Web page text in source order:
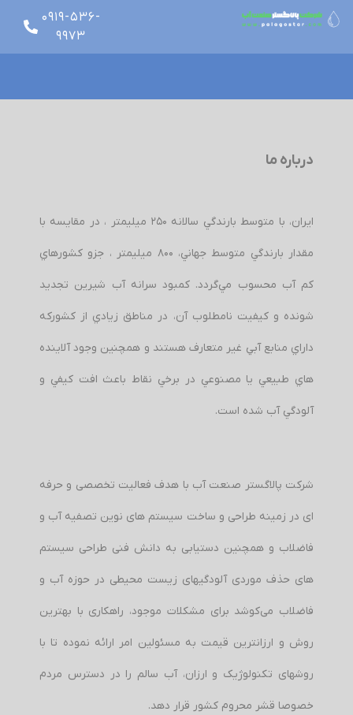
0919-536-
9973
درباره ما
ايران، با متوسط بارندگي سالانه 250 ميليمتر ، در مقايسه با
مقدار بارندگي متوسط جهاني، 800 ميليمتر ، جزو كشورهاي
كم آب محسوب مي‌گردد. كمبود سرانه آب شيرين تجديد
شونده و كيفيت نامطلوب آن، در مناطق زيادي از كشوركه
داراي منابع آبي غير متعارف هستند و همچنین وجود آلاينده
هاي طبيعي يا مصنوعي در برخي نقاط باعث افت كيفي و
آلودگي آب شده است.
شرکت پالاگستر صنعت آب با هدف فعالیت تخصصی و حرفه
ای در زمینه طراحی و ساخت سیستم های نوین تصفیه آب و
فاضلاب و همچنین دستیابی به دانش فنی طراحی سیستم
های حذف موردی آلودگیهای زیست محیطی در حوزه آب و
فاضلاب می‌کوشد برای مشکلات موجود، راهکاری با بهترین
روش و ارزانترین قیمت به مسئولین امر ارائه نموده تا با
روشهای تکنولوژیک و ارزان، آب سالم را در دسترس مردم
خصوصا قشر محروم کشور قرار دهد.